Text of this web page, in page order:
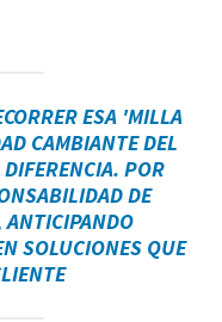
ESA 'MILLA
CAMBIANTE DEL
POR
DE
ANTICIPANDO
SOLUCIONES QUE